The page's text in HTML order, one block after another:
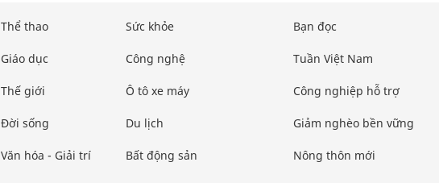
Thể thao
Giáo dục
Thế giới
Đời sống
Văn hóa - Giải trí
Sức khỏe
Công nghệ
Ô tô xe máy
Du lịch
Bất động sản
Bạn đọc
Tuần Việt Nam
Công nghiệp hỗ trợ
Giảm nghèo bền vững
Nông thôn mới